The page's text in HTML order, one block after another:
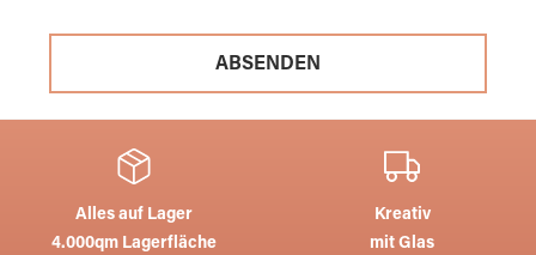
ABSENDEN
Alles auf Lager
4.000qm Lagerfläche
Kreativ
mit Glas